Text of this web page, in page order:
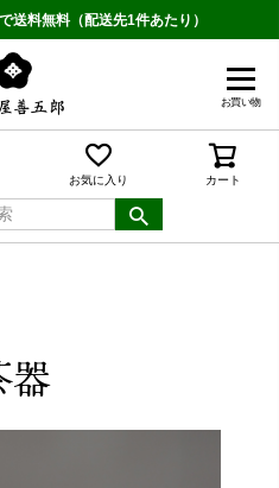
送料無料（配送先1件あたり）
お買い物
お気に入り カート
器